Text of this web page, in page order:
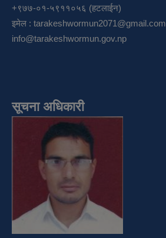
+९७७-०१-५९११०५६ (हटलाईन)
इमेल : tarakeshwormun2071@gmail.com
info@tarakeshwormun.gov.np
सूचना अधिकारी